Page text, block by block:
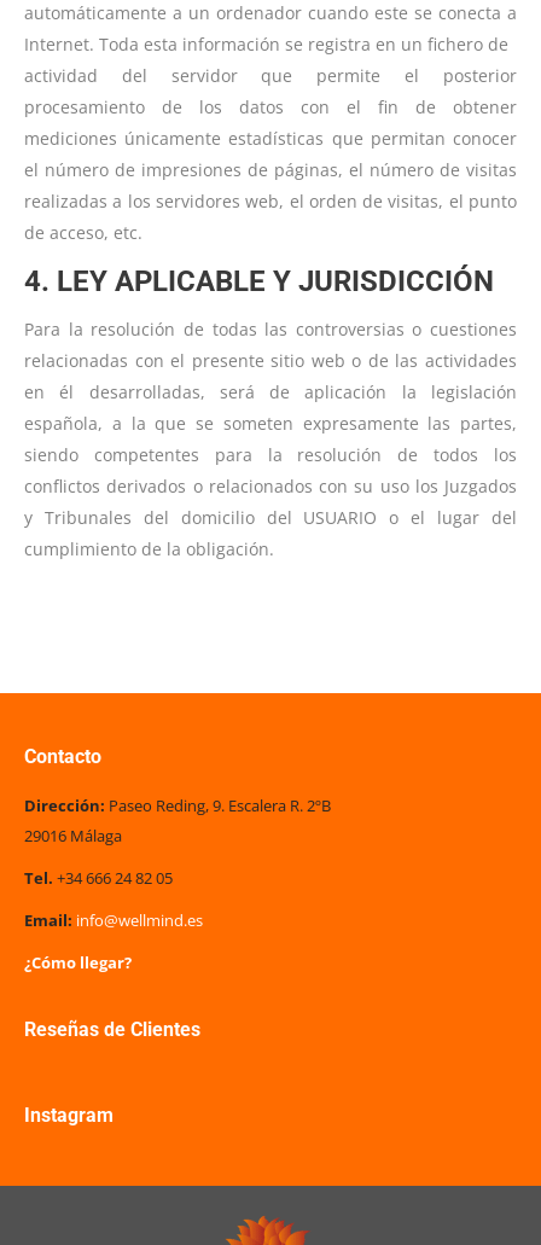
automáticamente a un ordenador cuando este se conecta a
Internet. Toda esta información se registra en un fichero de
actividad del servidor que permite el posterior
procesamiento de los datos con el fin de obtener
mediciones únicamente estadísticas que permitan conocer
el número de impresiones de páginas, el número de visitas
realizadas a los servidores web, el orden de visitas, el punto
de acceso, etc.
4. LEY APLICABLE Y JURISDICCIÓN
Para la resolución de todas las controversias o cuestiones
relacionadas con el presente sitio web o de las actividades
en él desarrolladas, será de aplicación la legislación
española, a la que se someten expresamente las partes,
siendo competentes para la resolución de todos los
conflictos derivados o relacionados con su uso los Juzgados
y Tribunales del domicilio del USUARIO o el lugar del
cumplimiento de la obligación.
Contacto
Dirección: Paseo Reding, 9. Escalera R. 2ºB
29016 Málaga
Tel. +34 666 24 82 05
Email: info@wellmind.es
¿Cómo llegar?
Reseñas de Clientes
Instagram